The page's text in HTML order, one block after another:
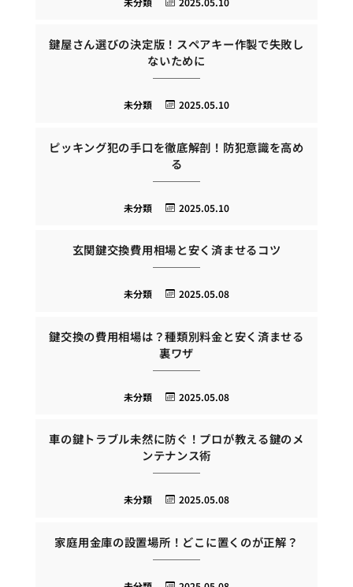
鍵屋さん選びの決定版！スペアキー作製で失敗し
ないために
2025.05.10
未分類
ピッキング犯の手口を徹底解剖！防犯意識を高め
る
2025.05.10
未分類
玄関鍵交換費用相場と安く済ませるコツ
2025.05.08
未分類
鍵交換の費用相場は？種類別料金と安く済ませる
裏ワザ
2025.05.08
未分類
車の鍵トラブル未然に防ぐ！プロが教える鍵のメ
ンテナンス術
2025.05.08
未分類
家庭用金庫の設置場所！どこに置くのが正解？